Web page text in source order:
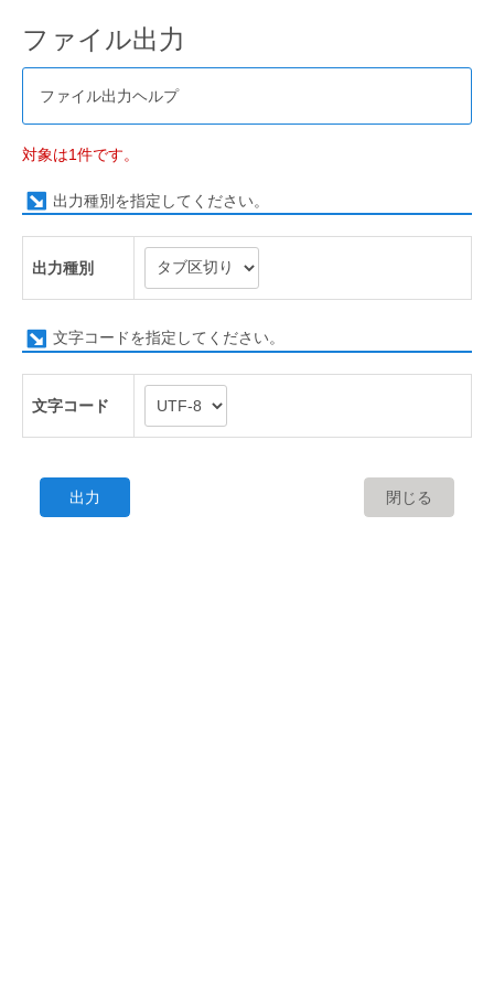
ファイル出力
ファイル出力ヘルプ
対象は1件です。
出力種別を指定してください。
出力種別
文字コードを指定してください。
文字コード